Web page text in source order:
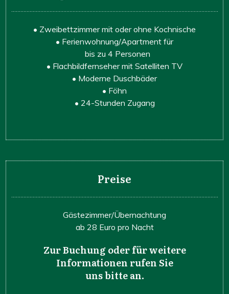
• Zweibettzimmer mit oder ohne Kochnische
• Ferienwohnung/Apartment für
bis zu 4 Personen
• Flachbildfernseher mit Satelliten TV
• Moderne Duschbäder
• Föhn
• 24-Stunden Zugang
Preise
Gästezimmer/Übernachtung
ab 28 Euro pro Nacht
Zur Buchung oder für weitere
Informationen rufen Sie
uns bitte an.